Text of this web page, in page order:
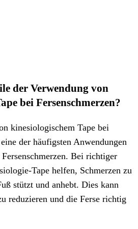
der Verwendung von
bei Fersenschmerzen?
kinesiologischem Tape bei
der häufigsten Anwendungen
Bei richtiger
Tape helfen, Schmerzen zu
stützt und anhebt. Dies kann
reduzieren und die Ferse richtig